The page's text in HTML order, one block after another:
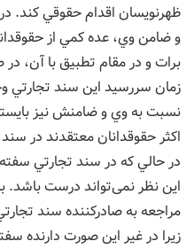
ظهرنويسان اقدام حقوقي كند.
و ضامن وي، عده كمي از
برات و در مقام تطبيق با آن،
زمان سررسيد اين سند تجارتي
نسبت به وي و ضامنش نيز
اكثر حقوقدانان معتقدند در
در حالي كه در سند تجارتي
این نظر نمی‌تواند درست باشد.
مراجعه به صادركننده سند
زيرا در غير اين صورت دارنده